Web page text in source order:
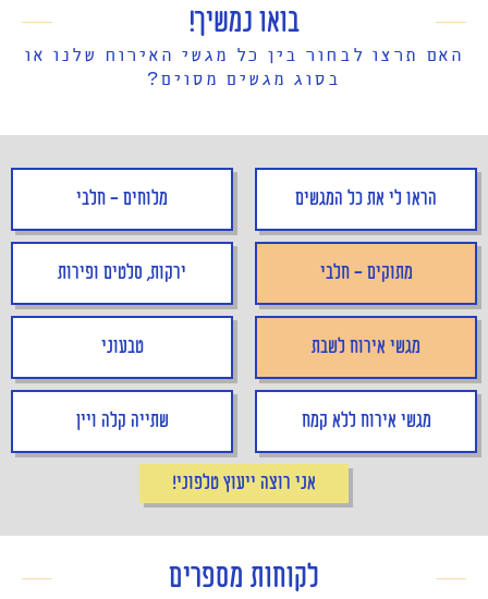
בואו נמשיך!
האם תרצו לבחור בין כל מגשי האירוח שלנו או
בסוג מגשים מסוים?
הראו לי את כל המגשים מלוחים - חלבי
מתוקים - חלבי ירקות, סלטים ופירות
מגשי אירוח לשבת טבעוני
מגשי אירוח ללא קמח שתייה קלה ויין
אני רוצה ייעוץ טלפוני!
לקוחות מספרים